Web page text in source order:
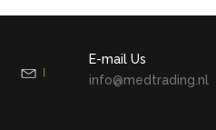
E-mail Us
info@medtrading.nl